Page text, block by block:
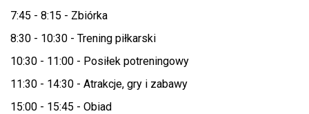
7:45 - 8:15 - Zbiórka
8:30 - 10:30 - Trening piłkarski
10:30 - 11:00 - Posiłek potreningowy
11:30 - 14:30 - Atrakcje, gry i zabawy
15:00 - 15:45 - Obiad